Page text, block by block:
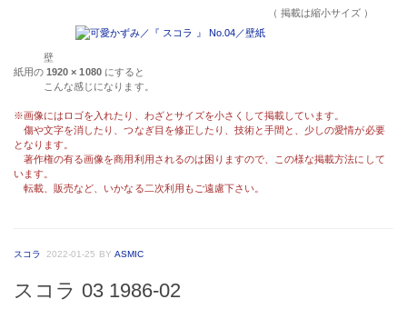
（ 掲載は縮小サイズ ）
壁
紙用の1920 × 1080にすると
こんな感じになります。
※画像にはロゴを入れたり、わざとサイズを小さくして掲載しています。
傷や文字を消したり、つなぎ目を修正したり、技術と手間と、少しの愛情が必要
となります。
著作権の有る画像を商用利用されるのは困りますので、この様な掲載方法にして
います。
転載、販売など、いかなる二次利用もご遠慮下さい。
スコラ 2022-01-25 BY ASMIC
スコラ 03 1986-02